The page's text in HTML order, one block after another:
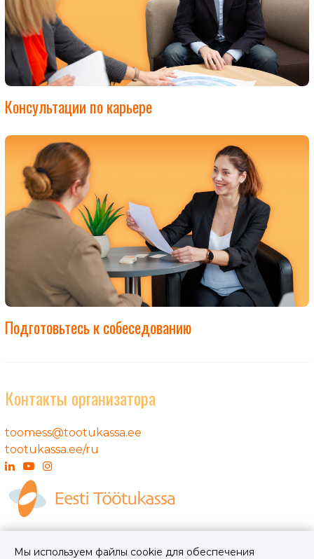
Консультации по карьере
Подготовьтесь к собеседованию
Контакты организатора
toomess@tootukassa.ee
tootukassa.ee/ru
Полезная информация
Мы используем файлы cookie для обеспечения